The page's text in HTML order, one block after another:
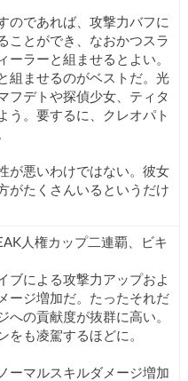
のであれば、攻撃力バフに
ことができ、なおかつスラ
ーラーと組ませるとよい。
組ませるのがベストだ。光
フデトや探偵少女、ティタ
う。要するに、クレオパト
が悪いわけではない。彼女
がたくさんいるというだけ
人権カップ二連覇、ビキ
ブによる攻撃力アップおよ
ージ増加だ。たったそれだ
への貢献度が抜群に高い。
をも凌駕するほどに。
ーマルスキルダメージ増加